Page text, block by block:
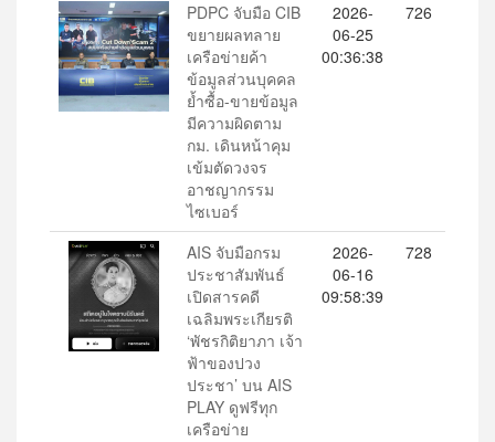
PDPC จับมือ CIB
ขยายผลทลาย
เครือข่ายค้า
ข้อมูลส่วนบุคคล
ย้ำซื้อ-ขายข้อมูล
มีความผิดตาม
กม. เดินหน้าคุม
เข้มตัดวงจร
อาชญากรรม
ไซเบอร์
2026-
06-25
00:36:38
726
AIS จับมือกรม
ประชาสัมพันธ์
เปิดสารคดี
เฉลิมพระเกียรติ
‘พัชรกิติยาภา เจ้า
ฟ้าของปวง
ประชา’ บน AIS
PLAY ดูฟรีทุก
เครือข่าย
2026-
06-16
09:58:39
728